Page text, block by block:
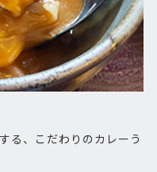
る、こだわりのカレーう